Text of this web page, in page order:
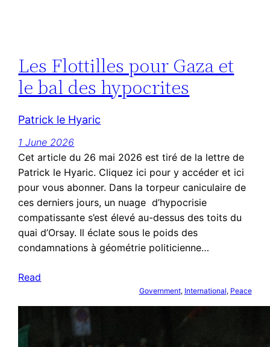
Les Flottilles pour Gaza et
le bal des hypocrites
Patrick le Hyaric
1 June 2026
Cet article du 26 mai 2026 est tiré de la lettre de
Patrick le Hyaric. Cliquez ici pour y accéder et ici
pour vous abonner. Dans la torpeur caniculaire de
ces derniers jours, un nuage d’hypocrisie
compatissante s’est élevé au-dessus des toits du
quai d’Orsay. Il éclate sous le poids des
condamnations à géométrie politicienne…
Read
Government, International, Peace